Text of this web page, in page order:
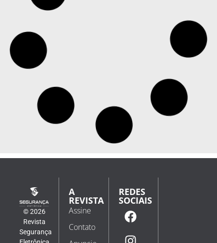
Repensando a segurança para a era da IA
Por Hayete Gallot, vice-presidente executiva da
Microsoft Security A física da cibersegurança está
mudando. Sistemas autônomos agora podem
raciocinar, adaptar-se e operar continuamente. Ao